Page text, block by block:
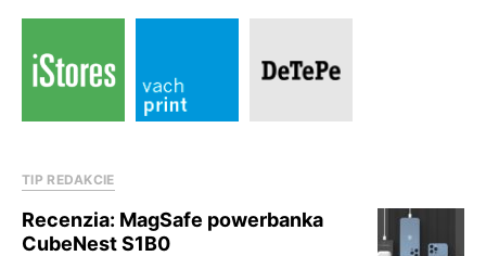
TIP REDAKCIE
Recenzia: MagSafe powerbanka
CubeNest S1B0